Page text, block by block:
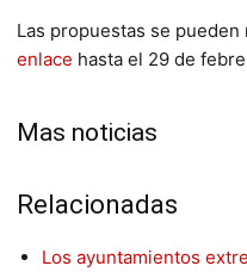
Las propuestas se
enlace hasta el 29 de
Mas noticias
Relacionadas
Los ayuntamientos